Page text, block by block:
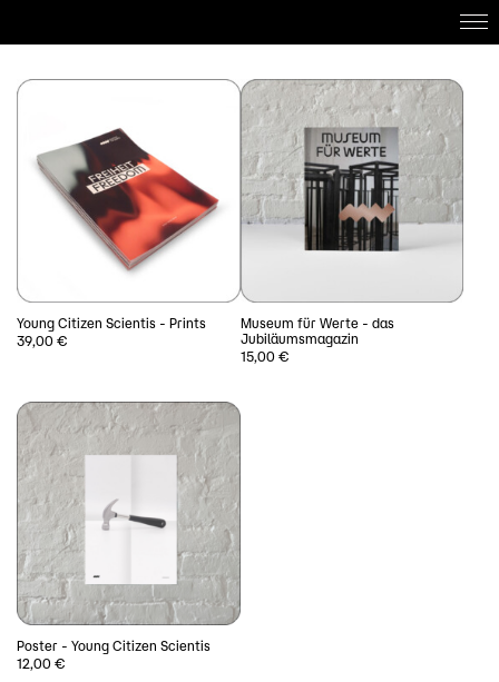
Home
About
Work with us
Young Citizen Scientis - Prints
39,00 €
Museum für Werte - das
Jubiläumsmagazin
15,00 €
Poster - Young Citizen Scientis
12,00 €